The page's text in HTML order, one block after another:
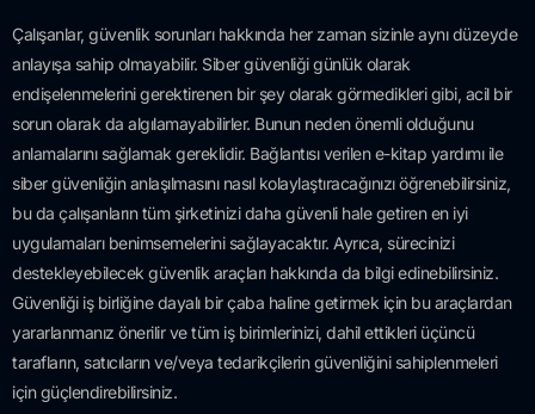
Çalışanlar, güvenlik sorunları hakkında her zaman sizinle aynı düzeyde
anlayışa sahip olmayabilir. Siber güvenliği günlük olarak
endişelenmelerini gerektirenen bir şey olarak görmedikleri gibi, acil bir
sorun olarak da algılamayabilirler. Bunun neden önemli olduğunu
anlamalarını sağlamak gereklidir. Bağlantısı verilen e-kitap yardımı ile
siber güvenliğin anlaşılmasını nasıl kolaylaştıracağınızı öğrenebilirsiniz,
bu da çalışanların tüm şirketinizi daha güvenli hale getiren en iyi
uygulamaları benimsemelerini sağlayacaktır. Ayrıca, sürecinizi
destekleyebilecek güvenlik araçları hakkında da bilgi edinebilirsiniz.
Güvenliği iş birliğine dayalı bir çaba haline getirmek için bu araçlardan
yararlanmanız önerilir ve tüm iş birimlerinizi, dahil ettikleri üçüncü
tarafların, satıcıların ve/veya tedarikçilerin güvenliğini sahiplenmeleri
için güçlendirebilirsiniz.